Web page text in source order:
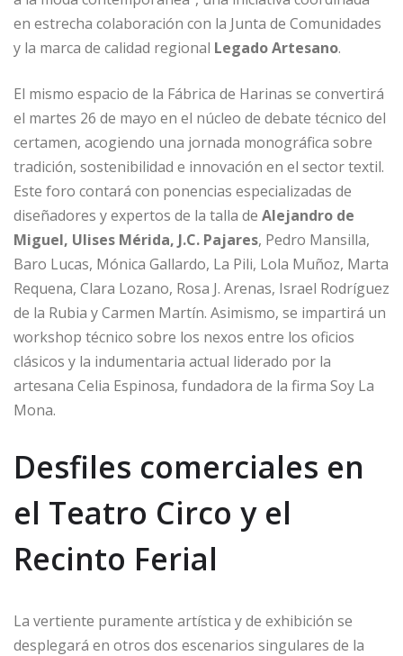
en estrecha colaboración con la Junta de Comunidades
y la marca de calidad regional Legado Artesano.
El mismo espacio de la Fábrica de Harinas se convertirá
el martes 26 de mayo en el núcleo de debate técnico del
certamen, acogiendo una jornada monográfica sobre
tradición, sostenibilidad e innovación en el sector textil.
Este foro contará con ponencias especializadas de
diseñadores y expertos de la talla de Alejandro de
Miguel, Ulises Mérida, J.C. Pajares, Pedro Mansilla,
Baro Lucas, Mónica Gallardo, La Pili, Lola Muñoz, Marta
Requena, Clara Lozano, Rosa J. Arenas, Israel Rodríguez
de la Rubia y Carmen Martín. Asimismo, se impartirá un
workshop técnico sobre los nexos entre los oficios
clásicos y la indumentaria actual liderado por la
artesana Celia Espinosa, fundadora de la firma Soy La
Mona.
Desfiles comerciales en
el Teatro Circo y el
Recinto Ferial
La vertiente puramente artística y de exhibición se
desplegará en otros dos escenarios singulares de la